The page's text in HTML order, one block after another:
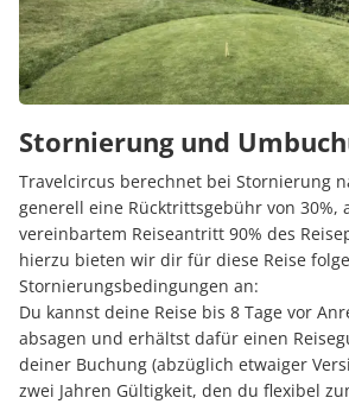
Stornierung und
Travelcircus berechnet bei Stornierung
generell eine Rücktrittsgebühr von 30%,
vereinbartem Reiseantritt 90% des
hierzu bieten wir dir für diese Reise
Stornierungsbedingungen an:
Du kannst deine Reise bis 8 Tage vor
absagen und erhältst dafür einen
deiner Buchung (abzüglich etwaiger
zwei Jahren Gültigkeit, den du flexibel